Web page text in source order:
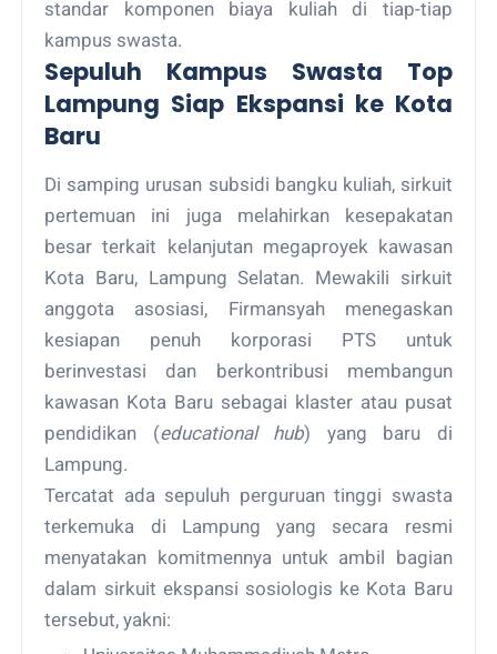
standar komponen biaya kuliah di tiap-tiap
kampus swasta.
Sepuluh Kampus Swasta Top
Lampung Siap Ekspansi ke Kota
Baru
Di samping urusan subsidi bangku kuliah, sirkuit
pertemuan ini juga melahirkan kesepakatan
besar terkait kelanjutan megaproyek kawasan
Kota Baru, Lampung Selatan. Mewakili sirkuit
anggota asosiasi, Firmansyah menegaskan
kesiapan penuh korporasi PTS untuk
berinvestasi dan berkontribusi membangun
kawasan Kota Baru sebagai klaster atau pusat
pendidikan (educational hub) yang baru di
Lampung.
Tercatat ada sepuluh perguruan tinggi swasta
terkemuka di Lampung yang secara resmi
menyatakan komitmennya untuk ambil bagian
dalam sirkuit ekspansi sosiologis ke Kota Baru
tersebut, yakni: